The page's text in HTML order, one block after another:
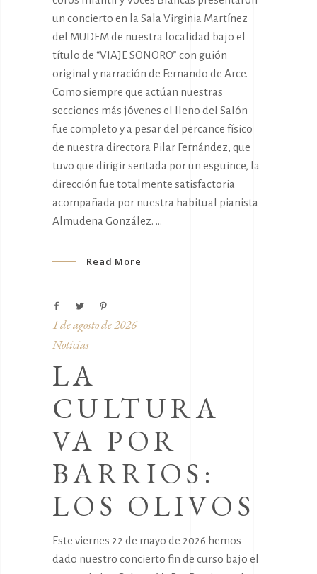
un concierto en la Sala Virginia Martínez
del MUDEM de nuestra localidad bajo el
título de “VIAJE SONORO” con guión
original y narración de Fernando de Arce.
Como siempre que actúan nuestras
secciones más jóvenes el lleno del Salón
fue completo y a pesar del percance físico
de nuestra directora Pilar Fernández, que
tuvo que dirigir sentada por un esguince, la
dirección fue totalmente satisfactoria
acompañada por nuestra habitual pianista
Almudena González.
Read More
1 de agosto de 2026
Noticias
LA
CULTURA
VA POR
BARRIOS:
LOS OLIVOS
Este viernes 22 de mayo de 2026 hemos
dado nuestro concierto fin de curso bajo el